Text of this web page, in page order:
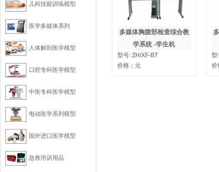
儿科技能训练模型
医学多媒体系列
人体解剖医学模型
口腔专科医学模型
中医专科医学模型
电动医学系列模型
国外进口医学模型
急救培训用品
多媒体胸腹部检查综合教
学系统 -学生机
型号:ZH/XF-BT
价格： 元
价